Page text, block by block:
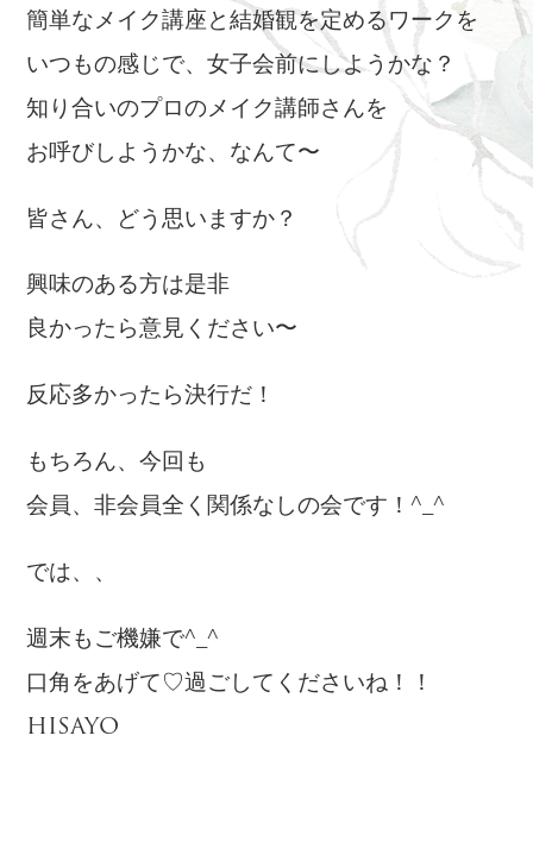
簡単なメイク講座と結婚観を定めるワークを
いつもの感じで、女子会前にしようかな？
知り合いのプロのメイク講師さんを
お呼びしようかな、なんて〜
皆さん、どう思いますか？
興味のある方は是非
良かったら意見ください〜
反応多かったら決行だ！
もちろん、今回も
会員、非会員全く関係なしの会です！^_^
では、、
週末もご機嫌で^_^
口角をあげて♡過ごしてくださいね！！
HISAYO